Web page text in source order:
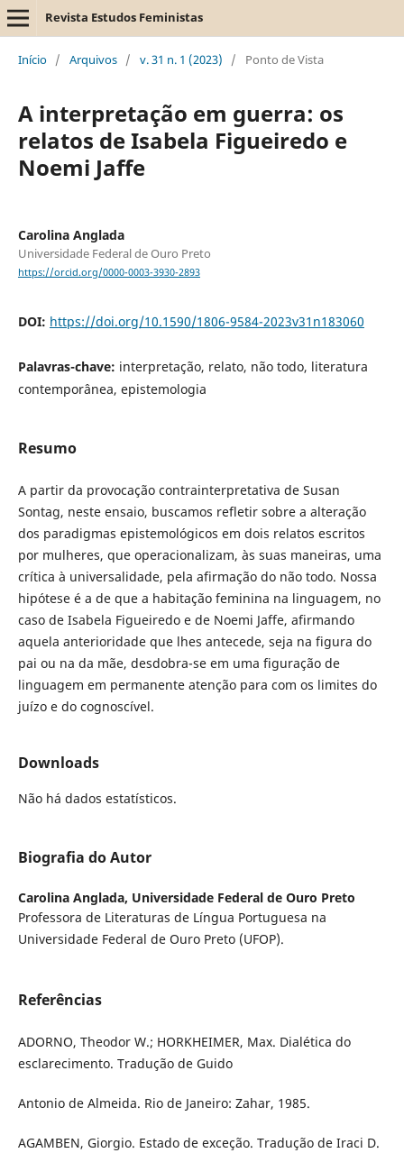
Revista Estudos Feministas
Início / Arquivos / v. 31 n. 1 (2023) / Ponto de Vista
A interpretação em guerra: os
relatos de Isabela Figueiredo e
Noemi Jaffe
Carolina Anglada
Universidade Federal de Ouro Preto
https://orcid.org/0000-0003-3930-2893
DOI: https://doi.org/10.1590/1806-9584-2023v31n183060
Palavras-chave: interpretação, relato, não todo, literatura
contemporânea, epistemologia
Resumo
A partir da provocação contrainterpretativa de Susan
Sontag, neste ensaio, buscamos refletir sobre a alteração
dos paradigmas epistemológicos em dois relatos escritos
por mulheres, que operacionalizam, às suas maneiras, uma
crítica à universalidade, pela afirmação do não todo. Nossa
hipótese é a de que a habitação feminina na linguagem, no
caso de Isabela Figueiredo e de Noemi Jaffe, afirmando
aquela anterioridade que lhes antecede, seja na figura do
pai ou na da mãe, desdobra-se em uma figuração de
linguagem em permanente atenção para com os limites do
juízo e do cognoscível.
Downloads
Não há dados estatísticos.
Biografia do Autor
Carolina Anglada, Universidade Federal de Ouro Preto
Professora de Literaturas de Língua Portuguesa na
Universidade Federal de Ouro Preto (UFOP).
Referências
ADORNO, Theodor W.; HORKHEIMER, Max. Dialética do
esclarecimento. Tradução de Guido
Antonio de Almeida. Rio de Janeiro: Zahar, 1985.
AGAMBEN, Giorgio. Estado de exceção. Tradução de Iraci D.